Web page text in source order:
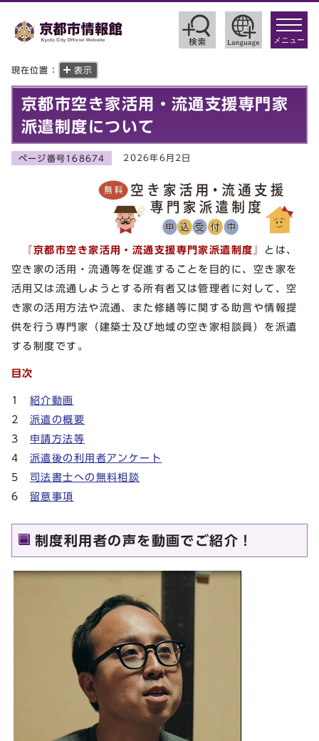
toggle
メニュー
現在位置： 表示
京都市空き家活用・流通支援専門家
派遣制度について
ページ番号168674 2026年6月2日
『京都市空き家活用・流通支援専門家派遣制度』 とは、
空き家の活用・流通等を促進することを目的に、空き家を
活用又は流通しようとする所有者又は管理者に対して、空
き家の活用方法や流通、また修繕等に関する助言や情報提
供を行う専門家（建築士及び地域の空き家相談員）を派遣
する制度です。
目次
1 紹介動画
2 派遣の概要
3 申請方法等
4 派遣後の利用者アンケート
5 司法書士への無料相談
6 留意事項
制度利用者の声を動画でご紹介！